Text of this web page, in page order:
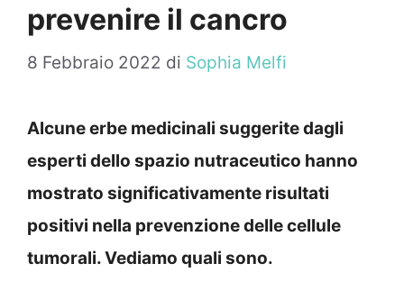
prevenire il cancro
8 Febbraio 2022 di Sophia Melfi
Alcune erbe medicinali suggerite dagli
esperti dello spazio nutraceutico hanno
mostrato significativamente risultati
positivi nella prevenzione delle cellule
tumorali. Vediamo quali sono.